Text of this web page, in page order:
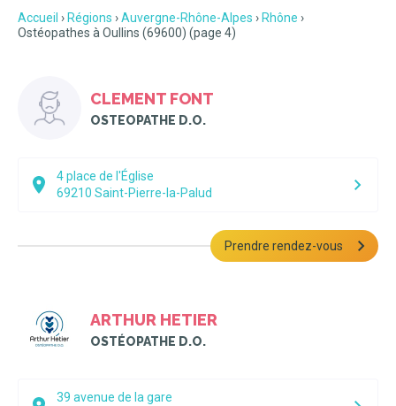
Accueil Régions Auvergne-Rhône-Alpes
Rhône
Ostéopathes à Oullins (69600) (page 4)
CLEMENT FONT
OSTEOPATHE D.O.
4 place de l'Église
69210 Saint-Pierre-la-Palud
Prendre rendez-vous
ARTHUR HETIER
OSTÉOPATHE D.O.
39 avenue de la gare